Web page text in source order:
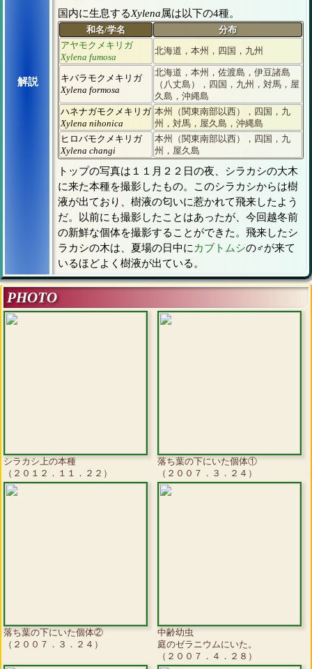
解説
国内に生息するXylena属は以下の4種。
和名/学名
分布
アヤモクメキリガ
Xylena fumosa
北海道，本州，四国，九州
キバラモクメキリガ
Xylena formosa
北海道，本州，佐渡島，伊豆諸島
（八丈島），四国，九州，対馬，屋
久島，沖縄島
ハネナガモクメキリガ
Xylena nihonica
本州（関東南部以西），四国，九
州，対馬，屋久島，沖縄島
ヒロバモクメキリガ
Xylena changi
本州（関東南部以西），四国，九
州，屋久島
トップの写真は１１月２２日の夜、シラカシの大木
に来た本種を撮影したもの。このシラカシからは樹
液が出ており、樹液の匂いに惹かれて飛来したよう
だ。以前にも撮影したことはあったが、今回越冬前
の新鮮な個体を撮影することができた。飛来したシ
ラカシの木は、夏場の日中に カブトムシの♂が来て
いるほどよく樹液が出ている。
PHOTO
シラカシ上の本種
（２０１２．１１．２２）
落ち葉の下にいた個体①
（２００７．３．２４）
落ち葉の下にいた個体②
（２００７．３．２４）
中齢幼虫
庭のゼラニウムにいた。
（２００７．４．２８）